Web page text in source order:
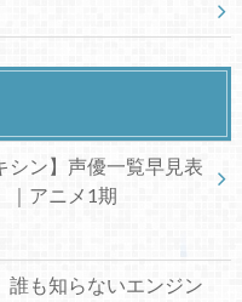
シン】声優一覧早見表
｜アニメ1期
誰も知らないエンジン